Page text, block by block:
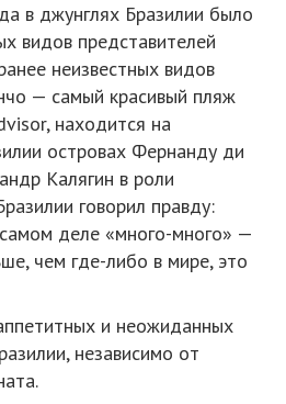
в джунглях Бразилии было
видов представителей
неизвестных видов
— самый красивый пляж
находится на
островах Фернанду ди
Калягин в роли
говорил правду:
деле «много-много» —
чем где-либо в мире, это
и неожиданных
независимо от